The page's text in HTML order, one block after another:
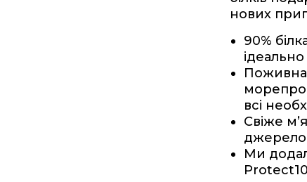
нових
90%
Поживна
всі
Свіже
джерело
Ми